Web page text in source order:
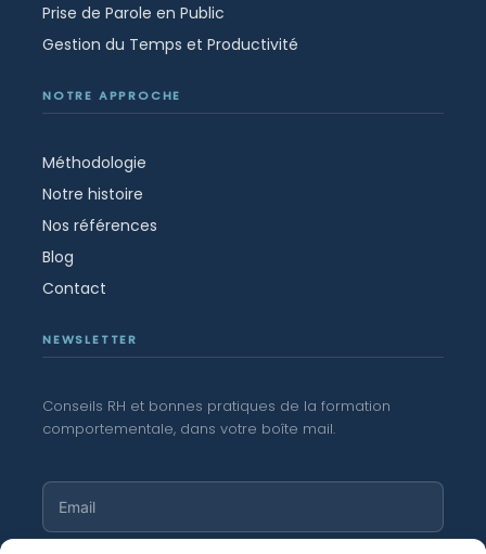
Prise de Parole en Public
Gestion du Temps et Productivité
NOTRE APPROCHE
Méthodologie
Notre histoire
Nos références
Blog
Contact
NEWSLETTER
Conseils RH et bonnes pratiques de la formation
comportementale, dans votre boîte mail.